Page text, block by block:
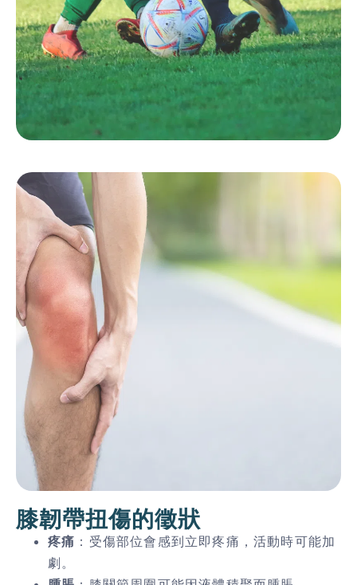
膝韌帶扭傷的徵狀
疼痛 ：受傷部位會感到立即疼痛，活動時可能加
劇。